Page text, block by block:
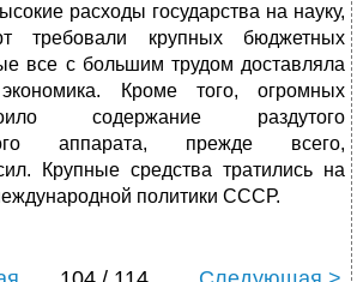
расходы государства на науку,
требовали крупных бюджетных
все с большим трудом доставляла
экономика. Кроме того, огромных
содержание раздутого
аппарата, прежде всего,
Крупные средства тратились на
политики СССР.